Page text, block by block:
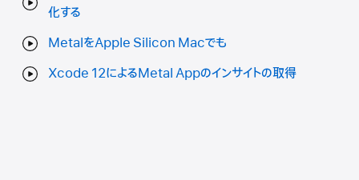
化する
MetalをApple Silicon Macでも
Xcode 12によるMetal Appのインサイトの取得